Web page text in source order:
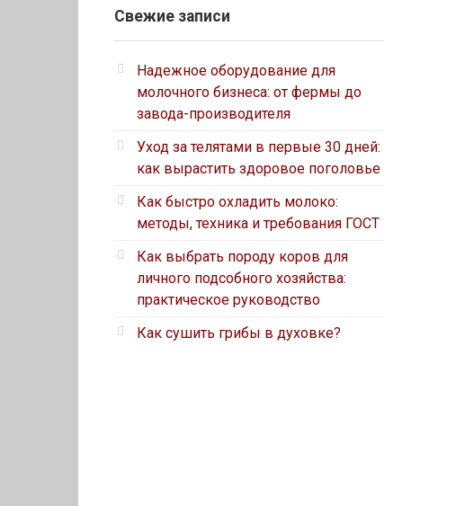
Свежие записи
Надежное оборудование для
молочного бизнеса: от фермы до
завода-производителя
Уход за телятами в первые 30 дней:
как вырастить здоровое поголовье
Как быстро охладить молоко:
методы, техника и требования ГОСТ
Как выбрать породу коров для
личного подсобного хозяйства:
практическое руководство
Как сушить грибы в духовке?